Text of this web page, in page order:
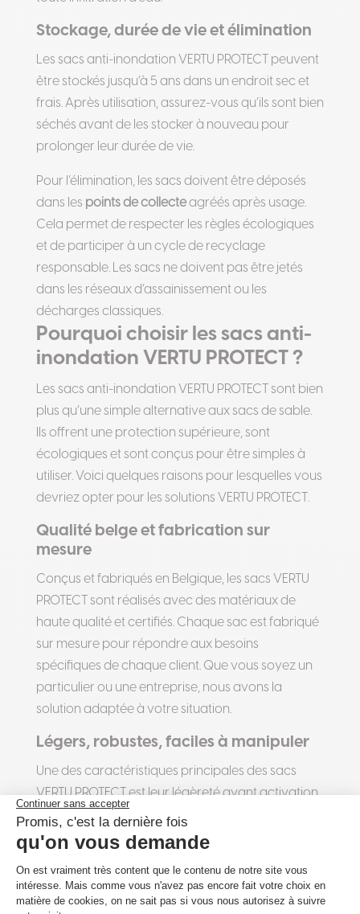
Stockage, durée de vie et élimination
Les sacs anti-inondation VERTU PROTECT peuvent
être stockés jusqu’à 5 ans dans un endroit sec et
frais. Après utilisation, assurez-vous qu’ils sont bien
séchés avant de les stocker à nouveau pour
prolonger leur durée de vie.
Pour l’élimination, les sacs doivent être déposés
dans les points de collecteagréés après usage.
Cela permet de respecter les règles écologiques
et de participer à un cycle de recyclage
responsable. Les sacs ne doivent pas être jetés
dans les réseaux d’assainissement ou les
décharges classiques.
Pourquoi choisir les sacs anti-
inondation VERTU PROTECT ?
Les sacs anti-inondation VERTU PROTECT sont bien
plus qu’une simple alternative aux sacs de sable.
Ils offrent une protection supérieure, sont
écologiques et sont conçus pour être simples à
utiliser. Voici quelques raisons pour lesquelles vous
devriez opter pour les solutions VERTU PROTECT.
Qualité belge et fabrication sur
mesure
Conçus et fabriqués en Belgique, les sacs VERTU
PROTECT sont réalisés avec des matériaux de
haute qualité et certifiés. Chaque sac est fabriqué
sur mesure pour répondre aux besoins
spécifiques de chaque client. Que vous soyez un
particulier ou une entreprise, nous avons la
solution adaptée à votre situation.
Légers, robustes, faciles à manipuler
Une des caractéristiques principales des sacs
VERTU PROTECT est leur légèreté avant activation.
Vous n’aurez aucun mal à les transporter et les
installer, même en cas d’urgence. Une fois gonflés,
de stopper les infiltrations d’eau avec une
efficacité maximale.